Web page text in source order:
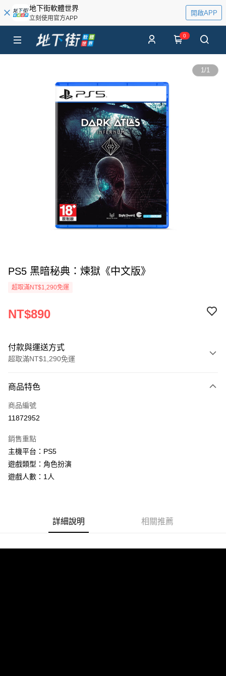
地下街軟體世界
立刻使用官方APP
開啟APP
0
1/1
PS5 黑暗秘典：煉獄《中文版》
超取滿NT$1,290免運
NT$890
付款與運送方式
超取滿NT$1,290免運
信用卡一次付款
超商取貨付款
Apple Pay
街口支付
運送方式
商品特色
商品編號
11872952
銷售重點
主機平台：PS5
遊戲類型：角色扮演
遊戲人數：1人
詳細說明 相關推薦